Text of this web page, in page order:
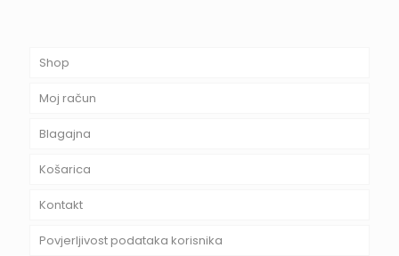
Shop
Moj račun
Blagajna
Košarica
Kontakt
Povjerljivost podataka korisnika